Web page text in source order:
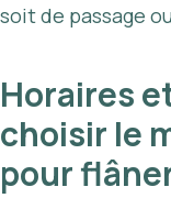
soit de passage
Horaires
choisir le
pour